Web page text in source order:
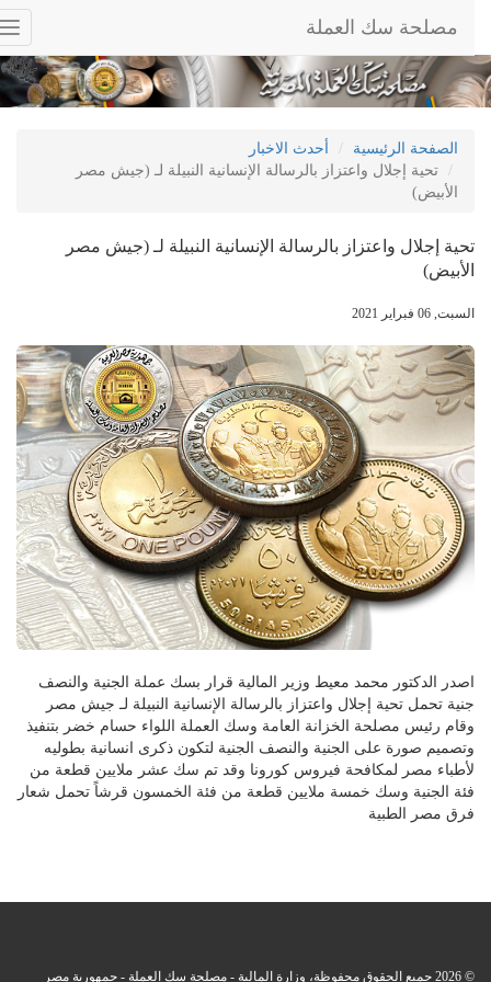
مصلحة سك العملة
الصفحة الرئيسية
أحدث الاخبار
تحية إجلال واعتزاز بالرسالة الإنسانية النبيلة لـ (جيش مصر
الأبيض)
تحية إجلال واعتزاز بالرسالة الإنسانية النبيلة لـ (جيش مصر
الأبيض)
السبت, 06 فبراير 2021
اصدر الدكتور محمد معيط وزير المالية قرار بسك عملة الجنية والنصف
جنية تحمل تحية إجلال واعتزاز بالرسالة الإنسانية النبيلة لـ جيش مصر
وقام رئيس مصلحة الخزانة العامة وسك العملة اللواء حسام خضر بتنفيذ
وتصميم صورة على الجنية والنصف الجنية لتكون ذكرى انسانية بطوليه
لأطباء مصر لمكافحة فيروس كورونا وقد تم سك عشر ملايين قطعة من
فئة الجنية وسك خمسة ملايين قطعة من فئة الخمسون قرشاً تحمل شعار
فرق مصر الطبية
© 2026 جميع الحقوق محفوظة، وزارة المالية - مصلحة سك العملة - جمهورية مصر